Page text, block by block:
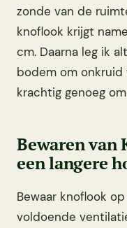
zonde van de
knoflook krijgt
cm. Daarna leg ik
bodem om onkruid
krachtig genoeg
Bewaren van
een langere
Bewaar knoflook
voldoende